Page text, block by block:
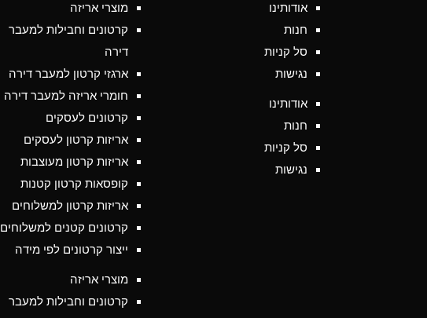
אודותינו
חנות
סל קניות
נגישות
אודותינו
חנות
סל קניות
נגישות
מוצרי אריזה
קרטונים וחבילות למעבר
דירה
ארגזי קרטון למעבר דירה
חומרי אריזה למעבר דירה
קרטונים לעסקים
אריזות קרטון לעסקים
אריזות קרטון מעוצבות
קופסאות קרטון קטנות
אריזות קרטון למשלוחים
קרטונים קטנים למשלוחים
ייצור קרטונים לפי מידה
מוצרי אריזה
קרטונים וחבילות למעבר